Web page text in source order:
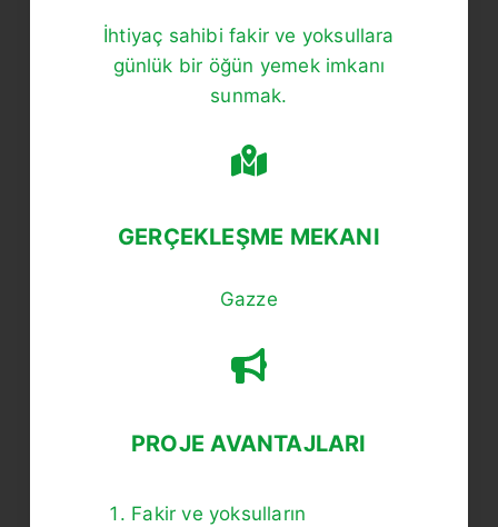
İhtiyaç sahibi fakir ve yoksullara
günlük bir öğün yemek imkanı
sunmak.
GERÇEKLEŞME MEKANI
Gazze
PROJE AVANTAJLARI
Fakir ve yoksulların